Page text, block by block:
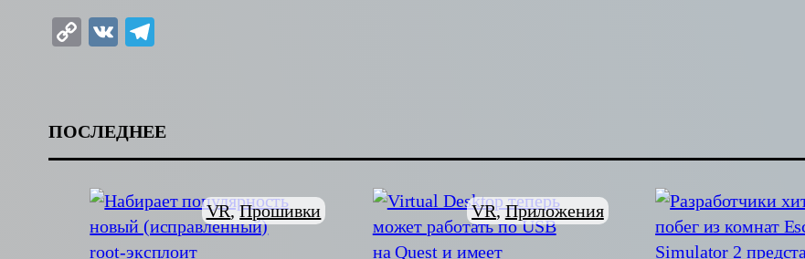
Copy
VK
ПОСЛЕДНЕЕ
VR, Прошивки VR, Приложения